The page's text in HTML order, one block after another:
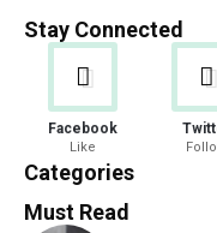
Stay Connected
Facebook
Like
Categories
Must Read